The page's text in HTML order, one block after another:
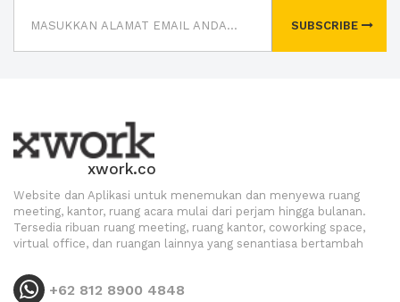
SUBSCRIBE
xwork.co
Website dan Aplikasi untuk menemukan dan menyewa ruang
meeting, kantor, ruang acara mulai dari perjam hingga bulanan.
Tersedia ribuan ruang meeting, ruang kantor, coworking space,
virtual office, dan ruangan lainnya yang senantiasa bertambah
+62 812 8900 4848